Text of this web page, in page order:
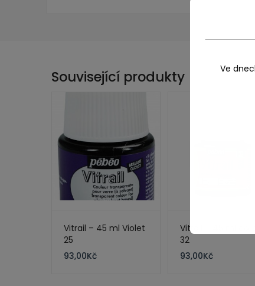
Související produkty
Vitrail – 45 ml Violet
25
93,00Kč
Vitrail – 45 ml coral
32
93,00Kč
Ve